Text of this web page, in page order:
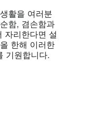
활을 여러분
함, 겸손함과
자리한다면 설
한해 이러한
기원합니다.